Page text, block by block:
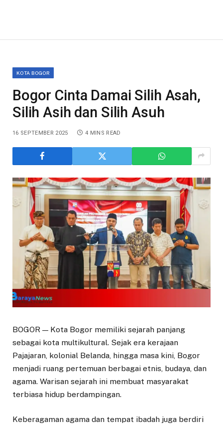
KOTA BOGOR
Bogor Cinta Damai Silih Asah,
Silih Asih dan Silih Asuh
16 SEPTEMBER 2025 4 MINS READ
BOGOR — Kota Bogor memiliki sejarah panjang
sebagai kota multikultural. Sejak era kerajaan
Pajajaran, kolonial Belanda, hingga masa kini, Bogor
menjadi ruang pertemuan berbagai etnis, budaya, dan
agama. Warisan sejarah ini membuat masyarakat
terbiasa hidup berdampingan.
Keberagaman agama dan tempat ibadah juga berdiri